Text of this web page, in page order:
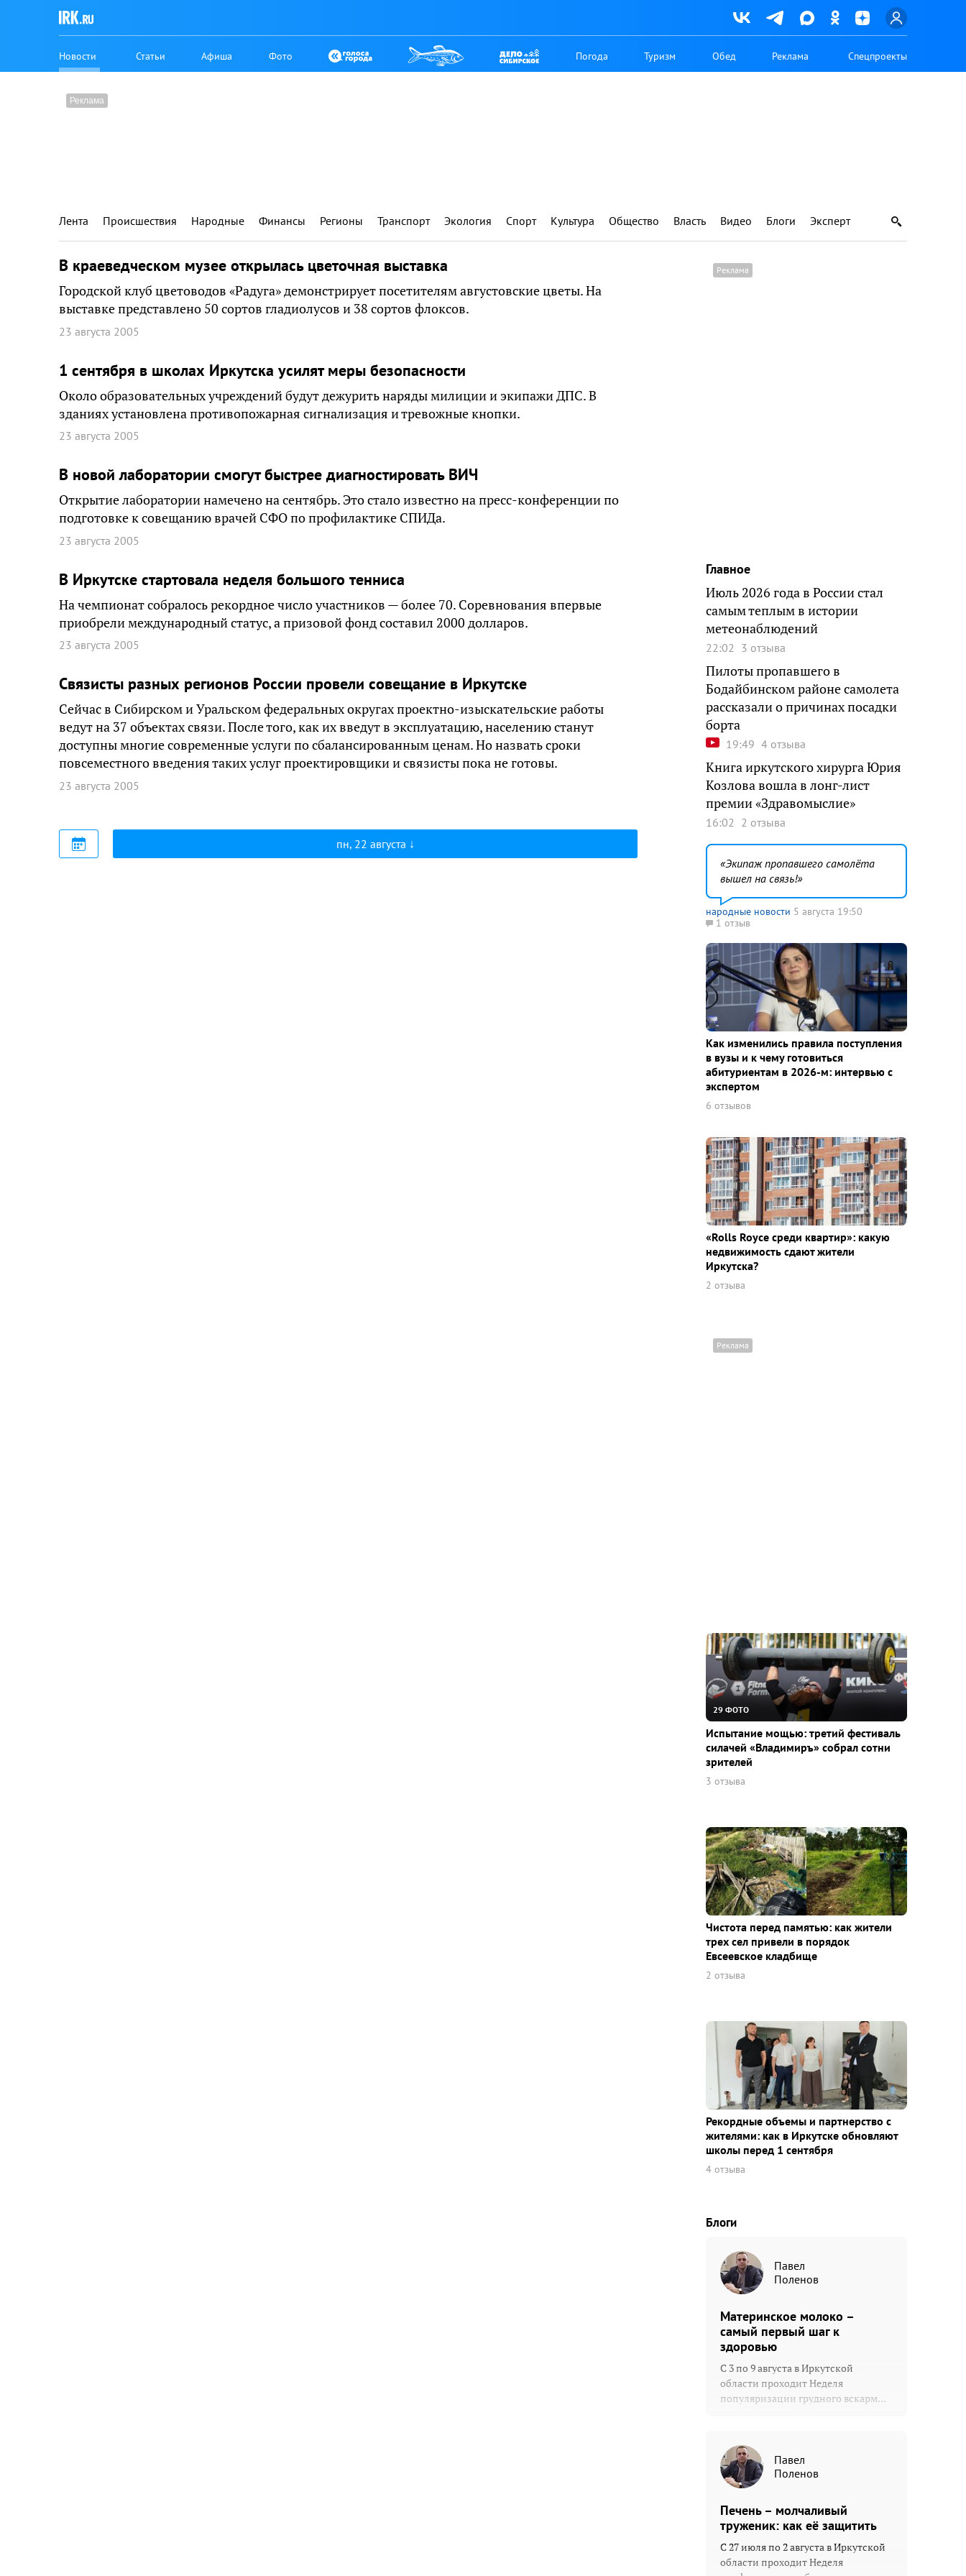
Новости Статьи Афиша Фото Погода Туризм Обед Реклама Спецпроекты
Лента Происшествия Народные Финансы Регионы Транспорт Экология Спорт Культура Общество Власть Видео Блоги Эксперт
В краеведческом музее открылась цветочная выставка
Городской клуб цветоводов «Радуга» демонстрирует посетителям августовские цветы. На
выставке представлено 50 сортов гладиолусов и 38 сортов флоксов.
23 августа 2005
1 сентября в школах Иркутска усилят меры безопасности
Около образовательных учреждений будут дежурить наряды милиции и экипажи ДПС. В
зданиях установлена противопожарная сигнализация и тревожные кнопки.
23 августа 2005
В новой лаборатории смогут быстрее диагностировать ВИЧ
Открытие лаборатории намечено на сентябрь. Это стало известно на пресс-конференции по
подготовке к совещанию врачей СФО по профилактике СПИДа.
23 августа 2005
В Иркутске стартовала неделя большого тенниса
На чемпионат собралось рекордное число участников — более 70. Соревнования впервые
приобрели международный статус, а призовой фонд составил 2000 долларов.
23 августа 2005
Связисты разных регионов России провели совещание в Иркутске
Сейчас в Сибирском и Уральском федеральных округах проектно-изыскательские работы
ведут на 37 объектах связи. После того, как их введут в эксплуатацию, населению станут
доступны многие современные услуги по сбалансированным ценам. Но назвать сроки
повсеместного введения таких услуг проектировщики и связисты пока не готовы.
23 августа 2005
пн, 22 августа
Главное
Июль 2026 года в России стал
самым теплым в истории
метеонаблюдений
22:02 3 отзыва
Пилоты пропавшего в
Бодайбинском районе самолета
рассказали о причинах посадки
борта
19:49 4 отзыва
Книга иркутского хирурга Юрия
Козлова вошла в лонг-лист
премии «Здравомыслие»
16:02 2 отзыва
Экипаж пропавшего самолёта
вышел на связь!
народные новости 5 августа 19:50
1 отзыв
Как изменились правила поступления
в вузы и к чему готовиться
абитуриентам в 2026-м: интервью с
экспертом
6 отзывов
«Rolls Royce среди квaртир»: какую
недвижимость сдают жители
Иркутска?
2 отзыва
29 ФОТО
Испытание мощью: третий фестиваль
силачей «Владимиръ» собрал сотни
зрителей
3 отзыва
Чистота перед памятью: как жители
трех сел привели в порядок
Евсеевское кладбище
2 отзыва
Рекордные объемы и партнерство с
жителями: как в Иркутске обновляют
школы перед 1 сентября
4 отзыва
Блоги
Павел
Поленов
Материнское молоко –
самый первый шаг к
здоровью
С 3 по 9 августа в Иркутской
области проходит Неделя
популяризации грудного вскарм...
Павел
Поленов
Печень – молчаливый
труженик: как её защитить
С 27 июля по 2 августа в Иркутской
области проходит Неделя